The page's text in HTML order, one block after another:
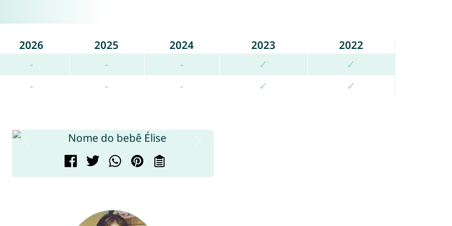
2026 2025 2024 2023
2022
-
- - ✓
✓
-
- - ✓ ✓